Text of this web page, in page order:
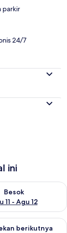
parkir
24/7
ini
Agu 11
Besok
11 - Agu 12
untuk
14 - Agu 16
berikutnya
untuk